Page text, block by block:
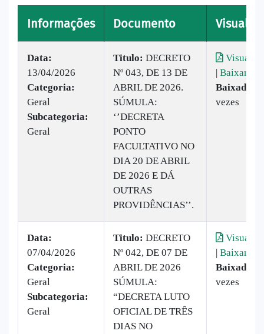
Informações Documento
Data:
13/04/2026
Categoria:
Geral
Subcategoria:
Geral
Titulo: DECRETO
Nº 043, DE 13 DE
ABRIL DE 2026.
SÚMULA:
‘’DECRETA
PONTO
FACULTATIVO NO
DIA 20 DE ABRIL
DE 2026 E DÁ
OUTRAS
PROVIDÊNCIAS’’.
| Baixar
Baixado:
vezes
Data:
07/04/2026
Categoria:
Geral
Subcategoria:
Geral
Titulo: DECRETO
Nº 042, DE 07 DE
ABRIL DE 2026
SÚMULA:
“DECRETA LUTO
OFICIAL DE TRÊS
DIAS NO
| Baixar
Baixado:
vezes